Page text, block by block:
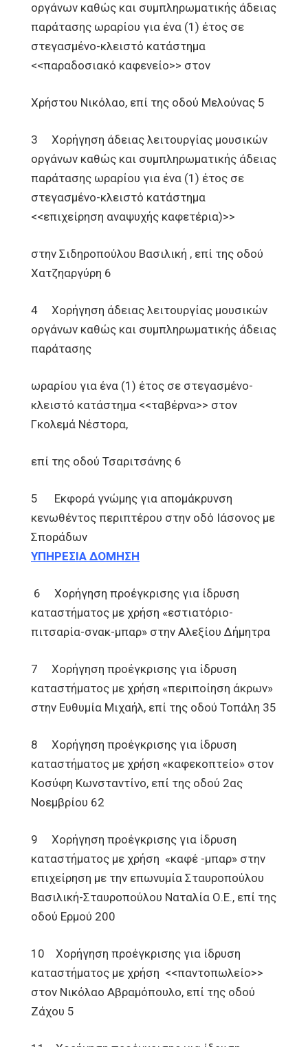
οργάνων καθώς και συμπληρωματικής άδειας
παράτασης ωραρίου για ένα (1) έτος σε
στεγασμένο-κλειστό κατάστημα
<<παραδοσιακό καφενείο>> στον
Χρήστου Νικόλαο, επί της οδού Μελούνας 5
3 Χορήγηση άδειας λειτουργίας μουσικών
οργάνων καθώς και συμπληρωματικής άδειας
παράτασης ωραρίου για ένα (1) έτος σε
στεγασμένο-κλειστό κατάστημα
<<επιχείρηση αναψυχής καφετέρια)>>
στην Σιδηροπούλου Βασιλική , επί της οδού
Χατζηαργύρη 6
4 Χορήγηση άδειας λειτουργίας μουσικών
οργάνων καθώς και συμπληρωματικής άδειας
παράτασης
ωραρίου για ένα (1) έτος σε στεγασμένο-
κλειστό κατάστημα <<ταβέρνα>> στον
Γκολεμά Νέστορα,
επί της οδού Τσαριτσάνης 6
5 Εκφορά γνώμης για απομάκρυνση
κενωθέντος περιπτέρου στην οδό Ιάσονος με
Σποράδων
ΥΠΗΡΕΣΙΑ ΔΟΜΗΣΗ
6 Χορήγηση προέγκρισης για ίδρυση
καταστήματος με χρήση «εστιατόριο-
πιτσαρία-σνακ-μπαρ» στην Αλεξίου Δήμητρα
7 Χορήγηση προέγκρισης για ίδρυση
καταστήματος με χρήση «περιποίηση άκρων»
στην Ευθυμία Μιχαήλ, επί της οδού Τοπάλη 35
8 Χορήγηση προέγκρισης για ίδρυση
καταστήματος με χρήση «καφεκοπτείο» στον
Κοσύφη Κωνσταντίνο, επί της οδού 2ας
Νοεμβρίου 62
9 Χορήγηση προέγκρισης για ίδρυση
καταστήματος με χρήση «καφέ -μπαρ» στην
επιχείρηση με την επωνυμία Σταυροπούλου
Βασιλική-Σταυροπούλου Ναταλία Ο.Ε., επί της
οδού Ερμού 200
10 Χορήγηση προέγκρισης για ίδρυση
καταστήματος με χρήση <<παντοπωλείο>>
στον Νικόλαο Αβραμόπουλο, επί της οδού
Ζάχου 5